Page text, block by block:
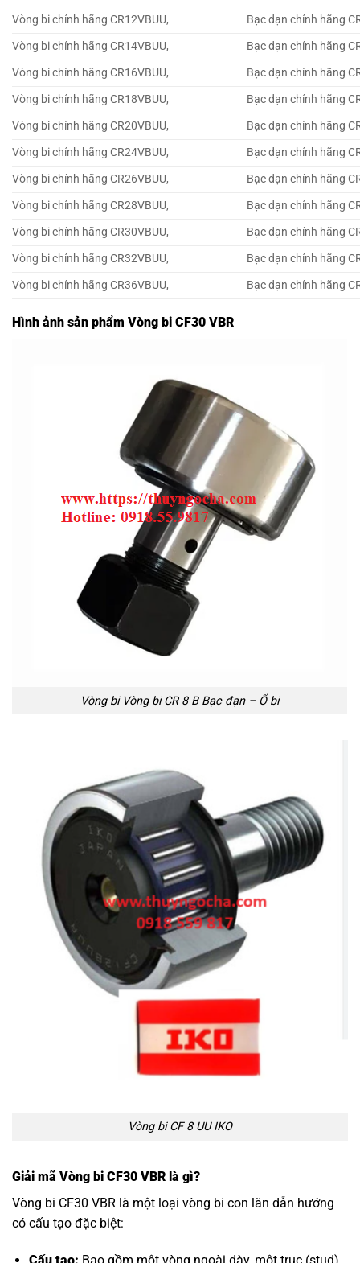
Vòng bi chính hãng CR12VBUU,
Bạc dạn chính hãng
Vòng bi chính hãng CR14VBUU,
Bạc dạn chính hãng
Vòng bi chính hãng CR16VBUU,
Bạc dạn chính hãng
Vòng bi chính hãng CR18VBUU,
Bạc dạn chính hãng
Vòng bi chính hãng CR20VBUU,
Bạc dạn chính hãng
Vòng bi chính hãng CR24VBUU,
Bạc dạn chính hãng
Vòng bi chính hãng CR26VBUU,
Bạc dạn chính hãng
Vòng bi chính hãng CR28VBUU,
Bạc dạn chính hãng
Vòng bi chính hãng CR30VBUU,
Bạc dạn chính hãng
Vòng bi chính hãng CR32VBUU,
Bạc dạn chính hãng
Vòng bi chính hãng CR36VBUU,
Bạc dạn chính hãng
Hình ảnh sản phẩm Vòng bi CF30 VBR
Vòng bi Vòng bi CR 8 B Bạc đạn – Ổ bi
Vòng bi CF 8 UU IKO
Giải mã Vòng bi CF30 VBR là gì?
Vòng bi CF30 VBR là một loại vòng bi con lăn dẫn hướng
có cấu tạo đặc biệt:
Cấu tạo: Bao gồm một vòng ngoài dày, một trục (stud)